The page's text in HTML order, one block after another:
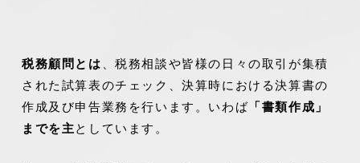
税務顧問とは
、税務相談や皆様の日々の取引が集積
された試算表のチェック、決算時における決算書の
作成及び申告業務を行います。いわば 「書類作成」
までを主としています。